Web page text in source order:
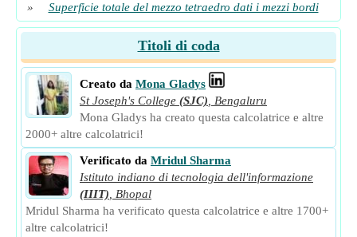
»
Superficie totale del mezzo tetraedro dati i mezzi bordi
Titoli di coda
Creato da Mona Gladys
St Joseph's College (SJC)
Bengaluru
Mona Gladys ha creato questa calcolatrice e altre
2000+ altre calcolatrici!
Verificato da Mridul Sharma
Istituto indiano di tecnologia dell'informazione
(IIIT)
Bhopal
Mridul Sharma ha verificato questa calcolatrice e altre 1700+
altre calcolatrici!